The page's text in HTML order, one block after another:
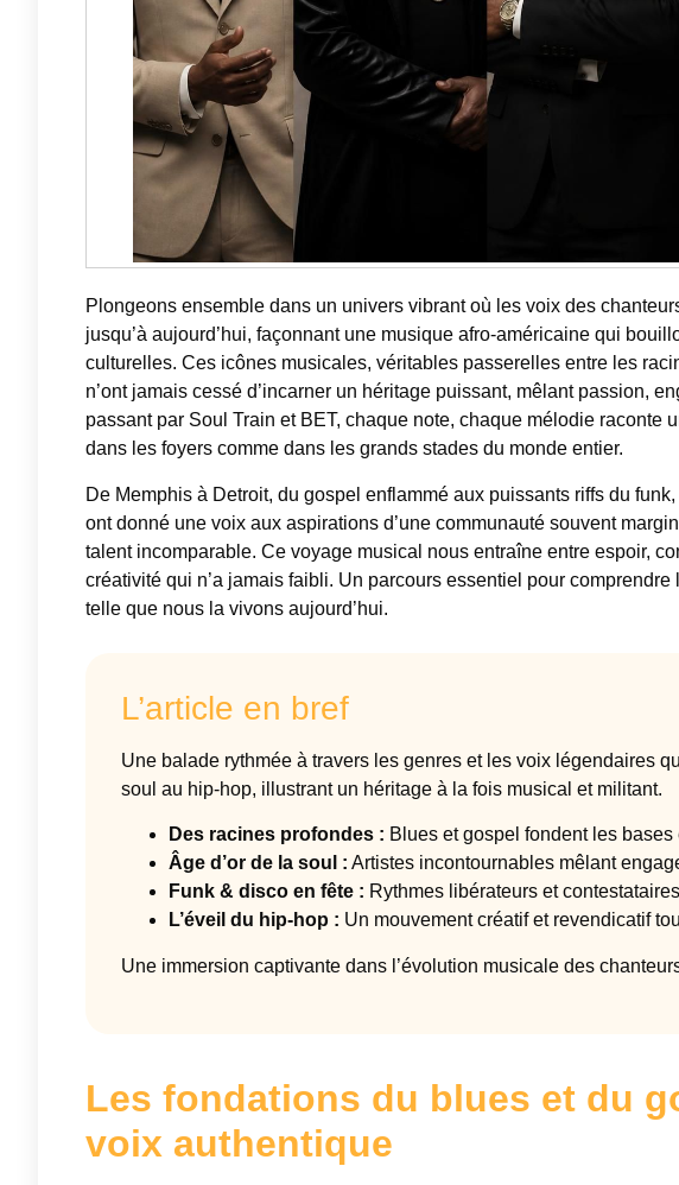
Plongeons ensemble dans un univers vibrant où les voix des
jusqu’à aujourd’hui, façonnant une musique afro-américaine qui
culturelles. Ces icônes musicales, véritables passerelles entre les
n’ont jamais cessé d’incarner un héritage puissant, mêlant passion,
passant par Soul Train et BET, chaque note, chaque mélodie raconte
dans les foyers comme dans les grands stades du monde entier.
De Memphis à Detroit, du gospel enflammé aux puissants riffs du
ont donné une voix aux aspirations d’une communauté souvent
talent incomparable. Ce voyage musical nous entraîne entre espoir,
créativité qui n’a jamais faibli. Un parcours essentiel pour
telle que nous la vivons aujourd’hui.
L’article en bref
Une balade rythmée à travers les genres et les voix légendaires
soul au hip-hop, illustrant un héritage à la fois musical et militant.
Des racines profondes : Blues et gospel fondent les
Âge d’or de la soul : Artistes incontournables mêlant
Funk & disco en fête : Rythmes libérateurs et
L’éveil du hip-hop : Un mouvement créatif et revendicatif
Une immersion captivante dans l’évolution musicale des
Les fondations du blues et du
voix authentique